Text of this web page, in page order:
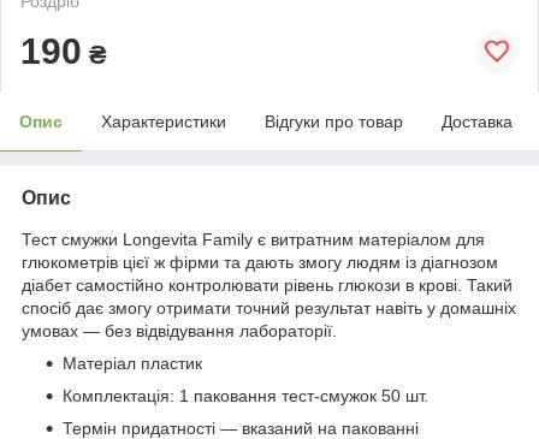
190 ₴
Опис Характеристики Відгуки про товар Доставка
Опис
Тест смужки Longevita Family є витратним матеріалом для
глюкометрів цієї ж фірми та дають змогу людям із діагнозом
діабет самостійно контролювати рівень глюкози в крові. Такий
спосіб дає змогу отримати точний результат навіть у домашніх
умовах — без відвідування лабораторії.
Матеріал пластик
Комплектація: 1 паковання тест-смужок 50 шт.
Термін придатності — вказаний на пакованні